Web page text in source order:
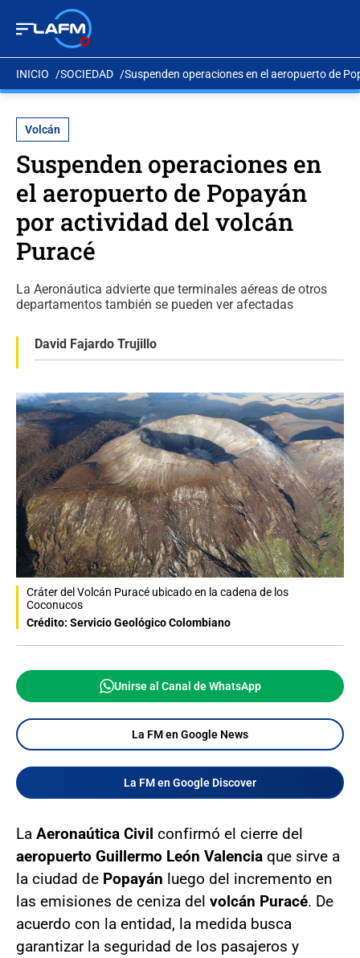
INICIO SOCIEDAD Suspenden operaciones en el aeropuerto de
Volcán
Suspenden operaciones en
el aeropuerto de Popayán
por actividad del volcán
Puracé
La Aeronáutica advierte que terminales aéreas de otros
departamentos también se pueden ver afectadas
David Fajardo Trujillo
Cráter del Volcán Puracé ubicado en la cadena de los
Coconucos
Crédito: Servicio Geológico Colombiano
Unirse al Canal de WhatsApp
La FM en Google News
La FM en Google Discover
La Aeronaútica Civil confirmó el cierre del
aeropuerto Guillermo León Valencia que sirve a
la ciudad de Popayán luego del incremento en
las emisiones de ceniza del volcán Puracé. De
acuerdo con la entidad, la medida busca
garantizar la seguridad de los pasajeros y